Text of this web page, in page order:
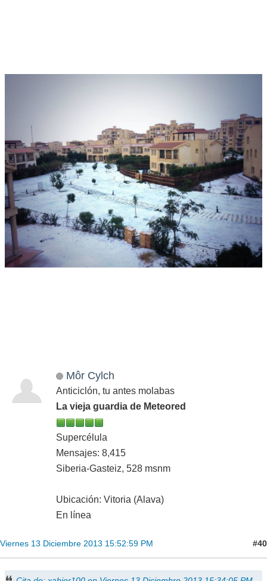
Môr Cylch
Anticiclón, tu antes molabas
La vieja guardia de Meteored
Supercélula
Mensajes: 8,415
Siberia-Gasteiz, 528 msnm
Ubicación: Vitoria (Alava)
En línea
Viernes 13 Diciembre 2013 15:52:59 PM #40